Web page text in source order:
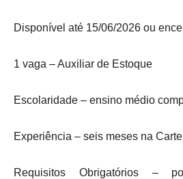
Disponível até 15/06/2026 ou
1 vaga – Auxiliar de Estoque
Escolaridade – ensino médio
Experiência – seis meses na
Requisitos Obrigatórios –